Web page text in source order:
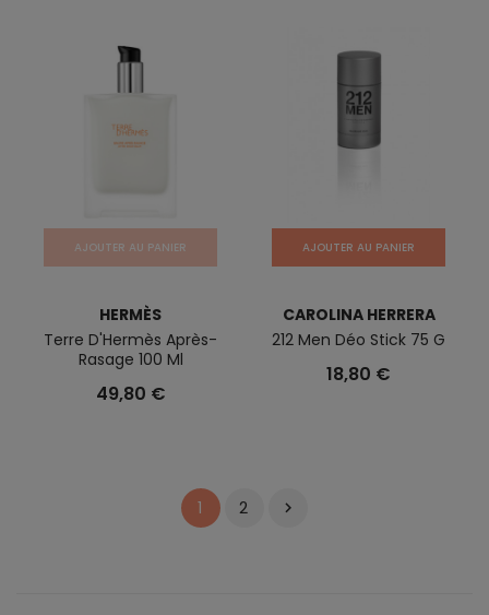
AJOUTER AU PANIER
HERMÈS
Terre D'Hermès Après-
Rasage 100 Ml
49,80 €
AJOUTER AU PANIER
CAROLINA HERRERA
212 Men Déo Stick 75 G
18,80 €
1 2 